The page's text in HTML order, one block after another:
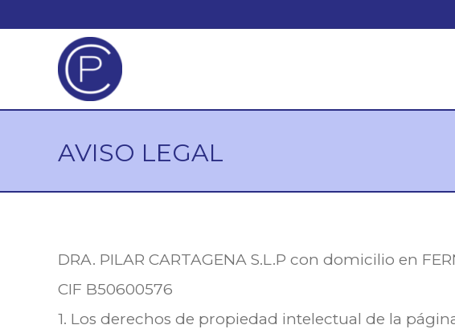
AVISO LEGAL
DRA. PILAR CARTAGENA S.L.P con domicilio en
CIF B50600576
1. Los derechos de propiedad intelectual de la